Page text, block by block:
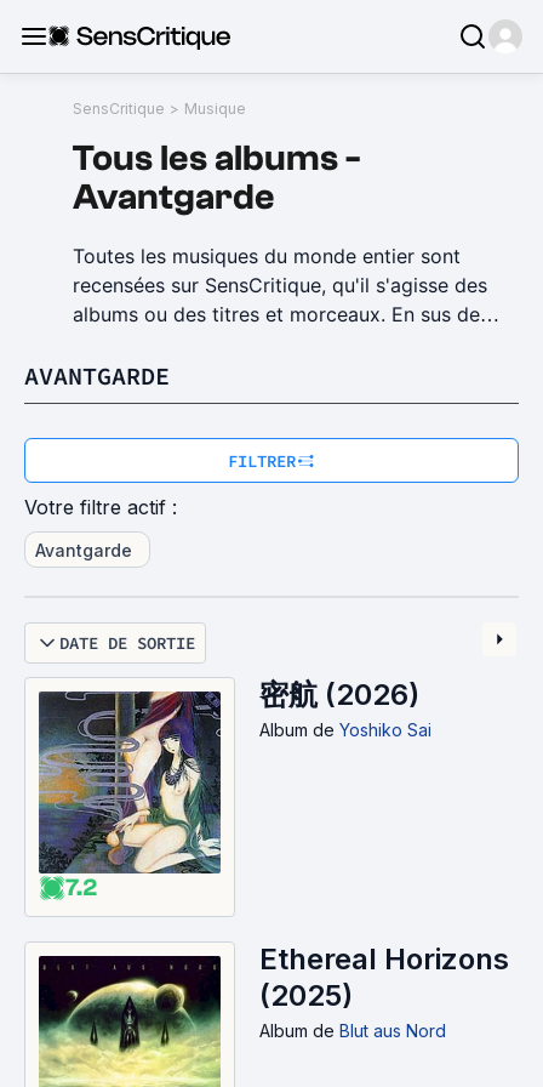
SensCritique > Musique
Tous lesalbums-
Avantgarde
Toutes les musiques du monde entier sont
recensées sur SensCritique, qu'il s'agisse des
albums ou des titres et morceaux. En sus de
albums à écouter en streaming, SensCritique
vous permet de découvrir des albums à écouter
bouche à oreille : découvrez le Top 100 albums
et des tops thématiques comme les meilleurs
albums de l'année ou les meilleurs albums
électro, les meilleurs solos de guitare, etc.
et d'organiser vos propres listes personnelles. Si
vous le voulez, vous pouvez également
partager votre avis de manière plus détaillée via
une critique. Tout sera accessible à vos amis, et
vous découvrirez également les albums
appréciés par vos amis et ceux qu'ils sont en
train d'écouter en ce moment. Du chef-d'œuvre
culte aux trésors cachés, découvrez le genre
dans toute sa richesse. SensCritique vous
propose une sélection vivante, critique et
Naviguez entre les époques et les styles grâce à
la communauté de passionnés. Chaque œuvre a
sa place, chaque avis compte.
AVANTGARDE
FILTRER
Votre filtre actif :
Avantgarde
DATE DE SORTIE
7.2
密航 (2026)
Album de Yoshiko Sai
Ethereal Horizons
(2025)
Album de Blut aus Nord